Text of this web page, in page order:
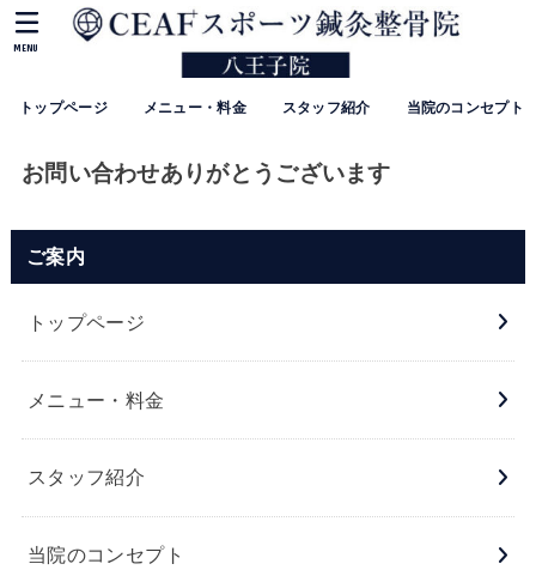
トップページ メニュー・料金 スタッフ紹介 当院のコンセプト
MENU
お問い合わせありがとうございます
ご案内
トップページ
メニュー・料金
スタッフ紹介
当院のコンセプト